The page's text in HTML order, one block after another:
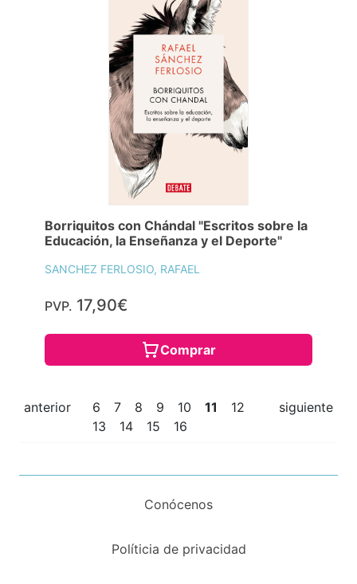
Borriquitos con Chándal "Escritos sobre la
Educación, la Enseñanza y el Deporte"
SANCHEZ FERLOSIO, RAFAEL
PVP. 17,90€
Comprar
anterior 6 7 8 9 10 11
12
13
14 15 16
siguiente
Conócenos
Políticia de privacidad